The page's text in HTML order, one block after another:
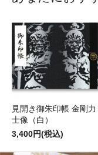
見開き御朱印帳 金剛力
士像（白）
3,400円(税込)